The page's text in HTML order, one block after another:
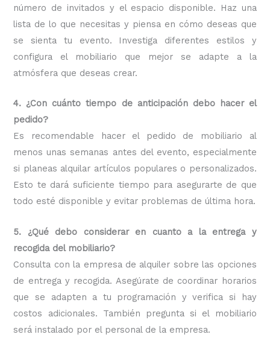
número de invitados y el espacio disponible. Haz una
lista de lo que necesitas y piensa en cómo deseas que
se sienta tu evento. Investiga diferentes estilos y
configura el mobiliario que mejor se adapte a la
atmósfera que deseas crear.
4. ¿Con cuánto tiempo de anticipación debo hacer el
pedido?
Es recomendable hacer el pedido de mobiliario al
menos unas semanas antes del evento, especialmente
si planeas alquilar artículos populares o personalizados.
Esto te dará suficiente tiempo para asegurarte de que
todo esté disponible y evitar problemas de última hora.
5. ¿Qué debo considerar en cuanto a la entrega y
recogida del mobiliario?
Consulta con la empresa de alquiler sobre las opciones
de entrega y recogida. Asegúrate de coordinar horarios
que se adapten a tu programación y verifica si hay
costos adicionales. También pregunta si el mobiliario
será instalado por el personal de la empresa.